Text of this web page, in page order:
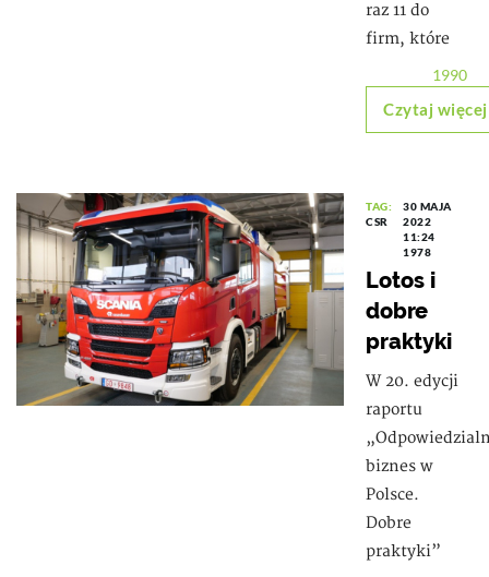
raz 11 do
firm, które
1990
Czytaj więcej
TAG:
CSR
30 MAJA
2022
11:24
1978
Lotos i
dobre
praktyki
W 20. edycji
raportu
biznes w
Polsce.
Dobre
praktyki”